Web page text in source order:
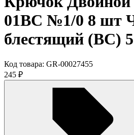
01BC №1/0 8 шт
блестящий (ВС)
Код товара: GR-00027455
245 ₽